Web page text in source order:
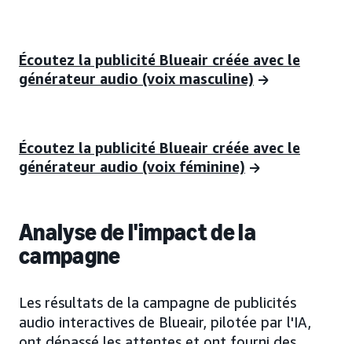
Écoutez la publicité Blueair créée avec le
générateur audio (voix masculine)
Écoutez la publicité Blueair créée avec le
générateur audio (voix féminine)
Analyse de l'impact de la
campagne
Les résultats de la campagne de publicités
audio interactives de Blueair, pilotée par l'IA,